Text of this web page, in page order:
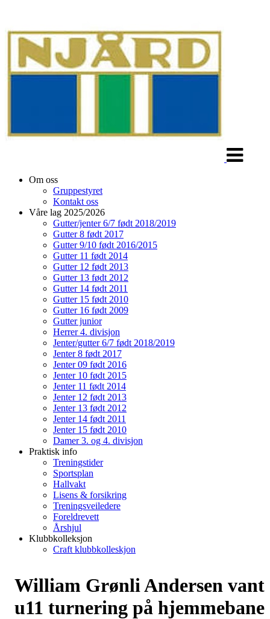
Om oss
Gruppestyret
Kontakt oss
Våre lag 2025/2026
Gutter/jenter 6/7 født 2018/2019
Gutter 8 født 2017
Gutter 9/10 født 2016/2015
Gutter 11 født 2014
Gutter 12 født 2013
Gutter 13 født 2012
Gutter 14 født 2011
Gutter 15 født 2010
Gutter 16 født 2009
Gutter junior
Herrer 4. divisjon
Jenter/gutter 6/7 født 2018/2019
Jenter 8 født 2017
Jenter 09 født 2016
Jenter 10 født 2015
Jenter 11 født 2014
Jenter 12 født 2013
Jenter 13 født 2012
Jenter 14 født 2011
Jenter 15 født 2010
Damer 3. og 4. divisjon
Praktisk info
Treningstider
Sportsplan
Hallvakt
Lisens & forsikring
Treningsveiledere
Foreldrevett
Årshjul
Klubbkolleksjon
Craft klubbkolleskjon
William Grønli Andersen vant
u11 turnering på hjemmebane